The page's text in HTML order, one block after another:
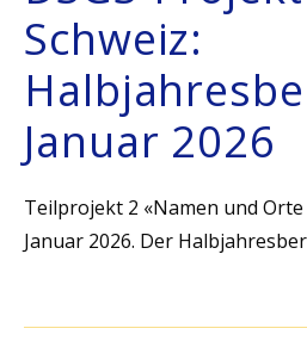
Schweiz:
Januar 2026
Teilprojekt 2 «Namen und Orte
Januar 2026. Der